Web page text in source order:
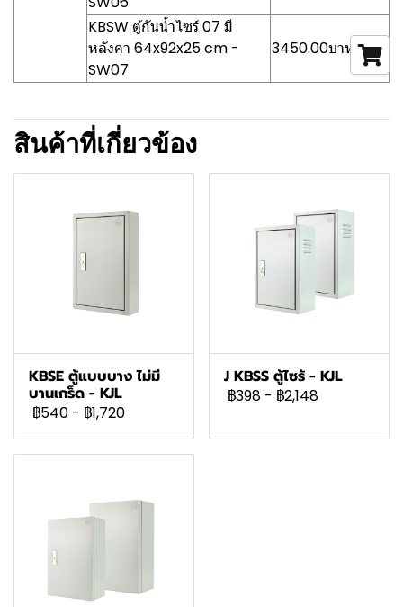
KBSW ตู้กันน้ำไซร์ 07 มี
หลังคา 64x92x25 cm -
SW07
3450.00บาท/1ชิ้น
สินค้าที่เกี่ยวข้อง
KBSE ตู้แบบบาง ไม่มี
บานเกร็ด - KJL
฿540 - ฿1,720
J KBSS ตู้ไซร้ - KJL
฿398 - ฿2,148